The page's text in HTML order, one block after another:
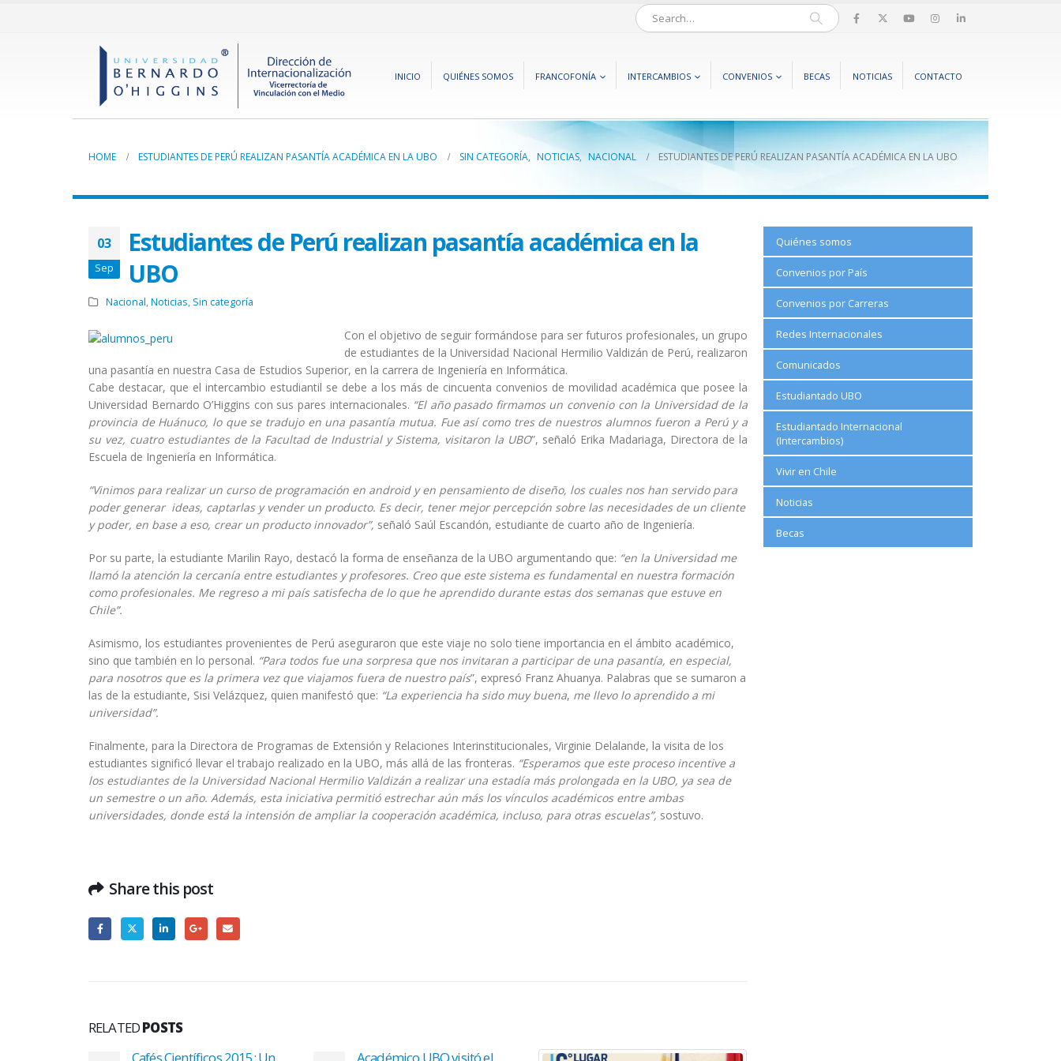
INICIO QUIÉNES SOMOS FRANCOFONÍA INTERCAMBIOS CONVENIOS BECAS NOTICIAS CONTACTO
HOME ESTUDIANTES DE PERÚ REALIZAN PASANTÍA ACADÉMICA EN LA UBO SIN CATEGORÍA, NOTICIAS, NACIONAL ESTUDIANTES DE PERÚ REALIZAN PASANTÍA ACADÉMICA EN LA UBO
03
Sep
Estudiantes de Perú realizan pasantía académica en la
UBO
Nacional,Noticias, Sin categoría
Con el objetivo de seguir formándose para ser futuros profesionales, un grupo
de estudiantes de la Universidad Nacional Hermilio Valdizán de Perú, realizaron
una pasantía en nuestra Casa de Estudios Superior, en la carrera de Ingeniería en Informática.
Cabe destacar, que el intercambio estudiantil se debe a los más de cincuenta convenios de movilidad académica que posee la
Universidad Bernardo O’Higgins con sus pares internacionales. “El año pasado firmamos un convenio con la Universidad de la
provincia de Huánuco, lo que se tradujo en una pasantía mutua. Fue así como tres de nuestros alumnos fueron a Perú y a
su vez, cuatro estudiantes de la Facultad de Industrial y Sistema, visitaron la UBO”, señaló Erika Madariaga, Directora de la
Escuela de Ingeniería en Informática.
“Vinimos para realizar un curso de programación en android y en pensamiento de diseño, los cuales nos han servido para
poder generar ideas, captarlas y vender un producto. Es decir, tener mejor percepción sobre las necesidades de un cliente
y poder, en base a eso, crear un producto innovador”, señaló Saúl Escandón, estudiante de cuarto año de Ingeniería.
Por su parte, la estudiante Marilin Rayo, destacó la forma de enseñanza de la UBO argumentando que: “en la Universidad me
llamó la atención la cercanía entre estudiantes y profesores. Creo que este sistema es fundamental en nuestra formación
como profesionales. Me regreso a mi país satisfecha de lo que he aprendido durante estas dos semanas que estuve en
Chile”.
Asimismo, los estudiantes provenientes de Perú aseguraron que este viaje no solo tiene importancia en el ámbito académico,
sino que también en lo personal. “Para todos fue una sorpresa que nos invitaran a participar de una pasantía, en especial,
para nosotros que es la primera vez que viajamos fuera de nuestro país”, expresó Franz Ahuanya. Palabras que se sumaron a
las de la estudiante, Sisi Velázquez, quien manifestó que: “La experiencia ha sido muy buena, me llevo lo aprendido a mi
universidad”.
Finalmente, para la Directora de Programas de Extensión y Relaciones Interinstitucionales, Virginie Delalande, la visita de los
estudiantes significó llevar el trabajo realizado en la UBO, más allá de las fronteras. “Esperamos que este proceso incentive a
los estudiantes de la Universidad Nacional Hermilio Valdizán a realizar una estadía más prolongada en la UBO, ya sea de
un semestre o un año. Además, esta iniciativa permitió estrechar aún más los vínculos académicos entre ambas
universidades, donde está la intensión de ampliar la cooperación académica, incluso, para otras escuelas”, sostuvo.
Share this post
RELATEDPOSTS
Cafés Científicos 2015: Un
Académico UBO visitó el
Quiénes somos
Convenios por País
Convenios por Carreras
Redes Internacionales
Comunicados
Estudiantado UBO
Estudiantado Internacional
(Intercambios)
Vivir en Chile
Noticias
Becas